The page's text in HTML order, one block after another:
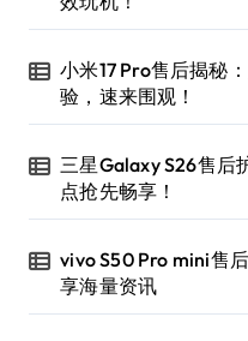
小米17 Pro售后揭秘
验，速来围观！
三星Galaxy S26售后
点抢先畅享！
vivo S50 Pro mini售
享海量资讯